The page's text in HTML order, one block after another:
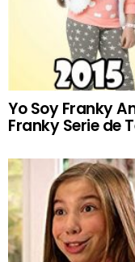
Yo Soy Franky
Franky Serie de